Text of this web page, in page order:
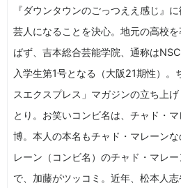
『ダウンタウンのごっつええ感じ』
芸人になることを決心。地元の高校
ばず、吉本総合芸能学院、通称は
入学生第1号となる（大阪21期性）。
スエクスプレス」マガジンの立ち上
とり。お笑いコンビ名は、チャド・
博。本人の本名もチャド・マレーン
レーン（コンビ名）のチャド・マレ
で、加藤がツッコミ。近年、松本人